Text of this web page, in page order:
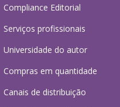
Compliance Editorial
Serviços profissionais
Universidade do autor
Compras em quantidade
Canais de distribuição